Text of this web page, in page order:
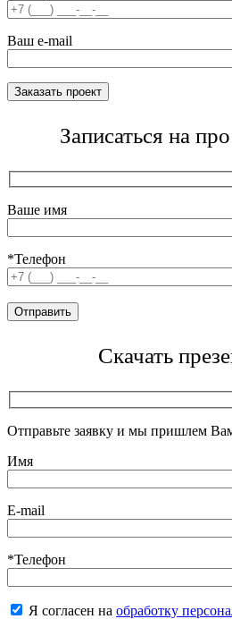
Ваш e-mail
Записаться на
Ваше имя
*Телефон
Скачать
Отправьте заявку и мы пришлем
Имя
E-mail
*Телефон
Я согласен на обработку